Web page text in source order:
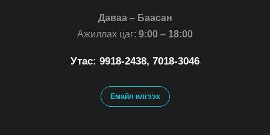
Даваа – Баасан
Ажиллах цаг: 9:00 – 18:00
Утас: 9918-2438, 7018-3046
Емайл илгээх